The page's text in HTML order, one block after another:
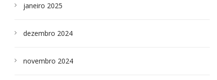
janeiro 2025
dezembro 2024
novembro 2024